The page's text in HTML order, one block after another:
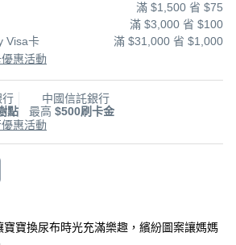
滿 $1,500 省 $75
滿 $3,000 省 $100
Visa卡
滿 $31,000 省 $1,000
惠活動
行
點
中國信託銀行
最高 $500刷卡金
惠活動
寶換尿布時光充滿樂趣，繽紛圖案讓媽媽